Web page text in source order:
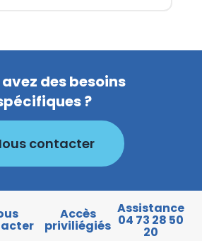
des besoins
?
contacter
Accès
priviliégiés
Assistance
04 73 28 50
20